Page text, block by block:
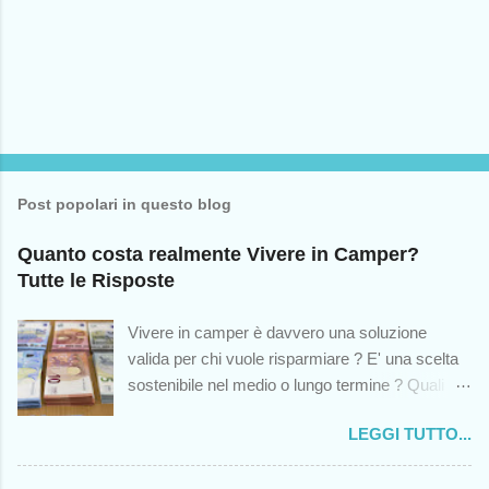
Post popolari in questo blog
Quanto costa realmente Vivere in Camper?
Tutte le Risposte
Vivere in camper è davvero una soluzione
valida per chi vuole risparmiare ? E' una scelta
sostenibile nel medio o lungo termine ? Quali
Queste sono solo alcuni dei dubbi che colgono -
o dovrebbero cogliere - chiunque abbia mai
LEGGI TUTTO...